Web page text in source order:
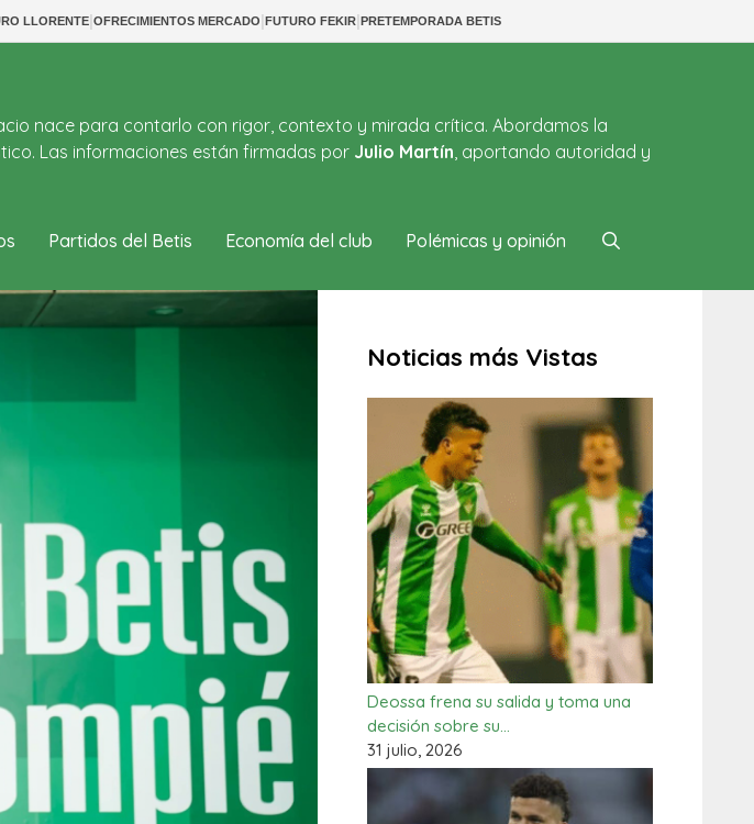
LLORENTE|OFRECIMIENTOS MERCADO|FUTURO FEKIR|PRETEMPORADA BETIS
nace para contarlo con rigor, contexto y mirada crítica. Abordamos la
Las informaciones están firmadas por Julio Martín, aportando autoridad y
Partidos del Betis Economía del club Polémicas y opinión
Noticias más Vistas
Deossa frena su salida y toma una
decisión sobre su…
31 julio, 2026